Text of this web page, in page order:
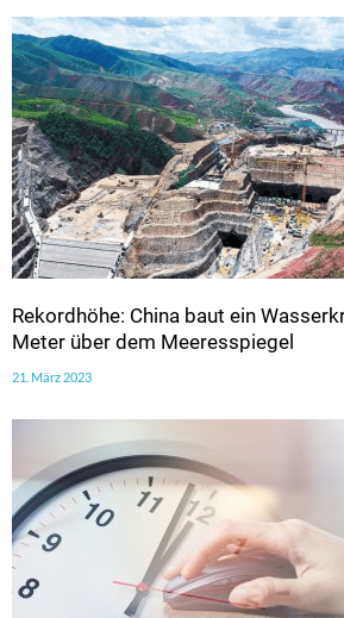
Rekordhöhe: China baut ein
Meter über dem Meeresspiegel
21. März 2023